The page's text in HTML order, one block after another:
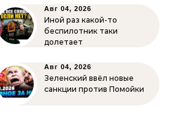
Авг 04, 2026
Иной раз какой-то
беспилотник таки
долетает
Авг 04, 2026
Зеленский ввёл новые
санкции против Помойки